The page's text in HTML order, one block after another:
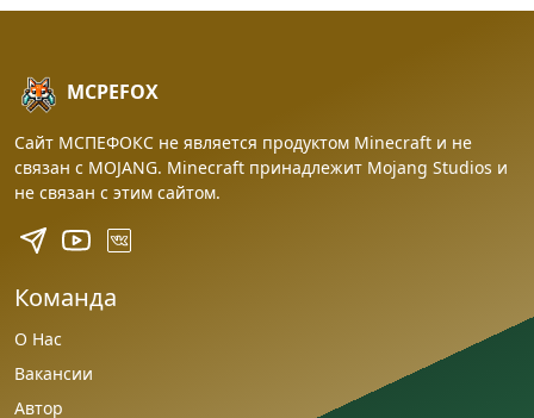
MCPEFOX
Сайт МСПЕФОКС не является продуктом Minecraft и не
связан с MOJANG. Minecraft принадлежит Mojang Studios и
не связан с этим сайтом.
Команда
О Нас
Вакансии
Автор